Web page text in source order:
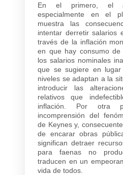
En el primero, el
especialmente en el
muestra las
intentar derretir salarios
través de la inflación
en que hay consumo de
los salarios nominales
que se sugiere en
niveles se adaptan a la
introducir las
relativos que
inflación. Por otra
incomprensión del
de Keynes y,
de encarar obras
significan detraer
para faenas no
traducen en un
vida de todos.